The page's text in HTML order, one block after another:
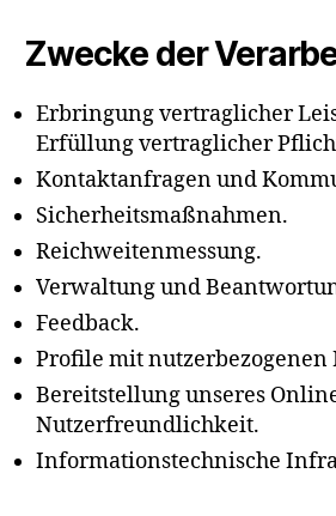
Zwecke der
Erbringung vertraglicher
Erfüllung vertraglicher
Kontaktanfragen und
Sicherheitsmaßnahmen.
Reichweitenmessung.
Verwaltung und
Feedback.
Profile mit
Bereitstellung unseres
Nutzerfreundlichkeit.
Informationstechnische